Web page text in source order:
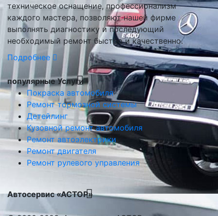
техническое оснащение, профессионализм
каждого мастера, позволяют нашей фирме
выполнять диагностику и последующий
необходимый ремонт быстро и качественно.
Подробнее
популярные Услуги
Покраска автомобиля
Ремонт тормозной системы
Детейлинг
Кузовной ремонт автомобиля
Ремонт автоэлектрики
Ремонт двигателя
Ремонт рулевого управления
Автосервис «АСТОР»